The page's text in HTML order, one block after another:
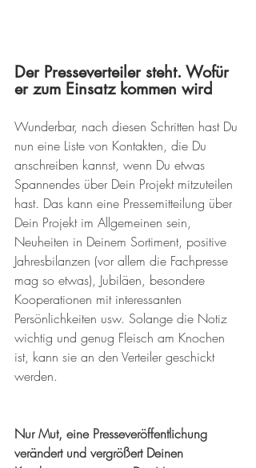
Der Presseverteiler steht. Wofür
er zum Einsatz kommen wird
Wunderbar, nach diesen Schritten hast Du
nun eine Liste von Kontakten, die Du
anschreiben kannst, wenn Du etwas
Spannendes über Dein Projekt mitzuteilen
hast. Das kann eine Pressemitteilung über
Dein Projekt im Allgemeinen sein,
Neuheiten in Deinem Sortiment, positive
Jahresbilanzen (vor allem die Fachpresse
mag so etwas), Jubiläen, besondere
Kooperationen mit interessanten
Persönlichkeiten usw. Solange die Notiz
wichtig und genug Fleisch am Knochen
ist, kann sie an den Verteiler geschickt
werden.
Nur Mut, eine Presseveröffentlichung
verändert und vergrößert Deinen